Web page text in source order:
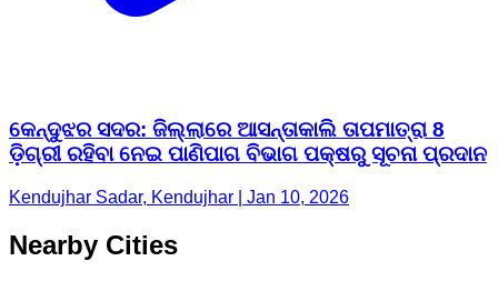
କେନ୍ଦୁଝର ସଦର: ଜିଲ୍ଲାରେ ଆସନ୍ତାକାଲି ତାପମାତ୍ରା 8
ଡ଼ିଗ୍ରୀ ରହିବା ନେଇ ପାଣିପାଗ ବିଭାଗ ପକ୍ଷରୁ ସୂଚନା ପ୍ରଦାନ
Kendujhar Sadar, Kendujhar | Jan 10, 2026
Nearby Cities